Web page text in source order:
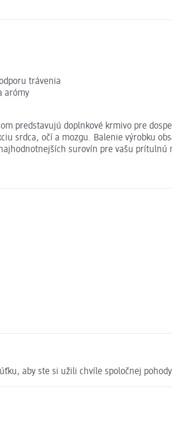
trávenia
arómy
predstavujú doplnkové krmivo pre
srdca, očí a mozgu. Balenie výrobku
surovín pre vašu prítulnú
aby ste si užili chvíle spoločnej